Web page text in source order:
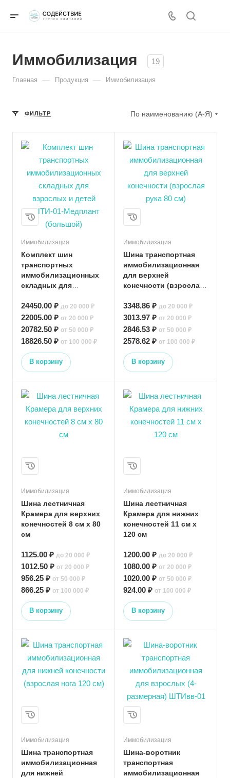
Иммобилизация 19
Главная — Продукция — Иммобилизация
ФИЛЬТР По наименованию (А-Я)
Иммобилизация
Комплект шин
транспортных
иммобилизационных
складных для
КШТИ-01-Медплант
(большой)
24450.00 ₽ до 20 000 ₽
22005.00 ₽ от 20 000 ₽
20782.50 ₽ от 50 000 ₽
18826.50 ₽ от 100 000 ₽
В корзину
Иммобилизация
Шина транспортная
иммобилизационная
для верхней
конечности (взрослая
3348.86 ₽ до 20 000 ₽
3013.97 ₽ от 20 000 ₽
2846.53 ₽ от 50 000 ₽
2578.62 ₽ от 100 000 ₽
В корзину
Иммобилизация
Шина лестничная
Крамера для верхних
конечностей 8 см х 80
см
1125.00 ₽ до 20 000 ₽
1012.50 ₽ от 20 000 ₽
956.25 ₽ от 50 000 ₽
866.25 ₽ от 100 000 ₽
В корзину
Иммобилизация
Шина лестничная
Крамера для нижних
конечностей 11 см х
120 см
1200.00 ₽ до 20 000 ₽
1080.00 ₽ от 20 000 ₽
1020.00 ₽ от 50 000 ₽
924.00 ₽ от 100 000 ₽
В корзину
Иммобилизация
Шина транспортная
иммобилизационная
для нижней
Иммобилизация
Шина-воротник
транспортная
иммобилизационная